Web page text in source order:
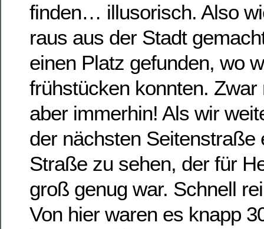
finden… illusorisch. Also
raus aus der Stadt
einen Platz gefunden, wo
frühstücken konnten. Zwar
aber immerhin! Als wir
der nächsten Seitenstraße
Straße zu sehen, der für
groß genug war. Schnell
Von hier waren es knapp